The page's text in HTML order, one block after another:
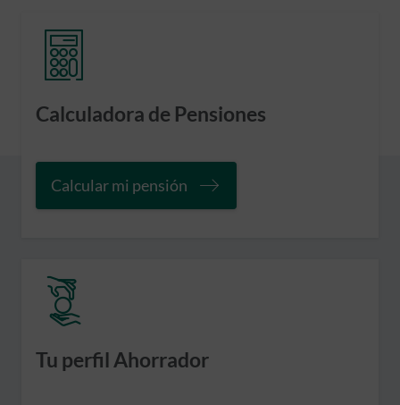
Calculadora de Pensiones
Calcular mi pensión
Tu perfil Ahorrador